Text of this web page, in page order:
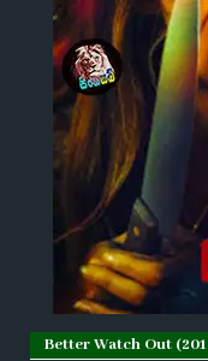
Better Watch Out